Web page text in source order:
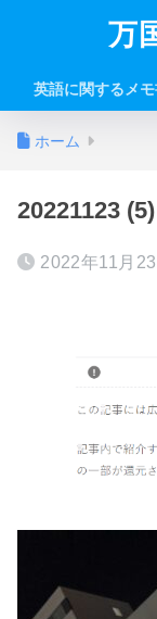
万
英語に関するメモ
ホーム
20221123 (5)
2022年11月23